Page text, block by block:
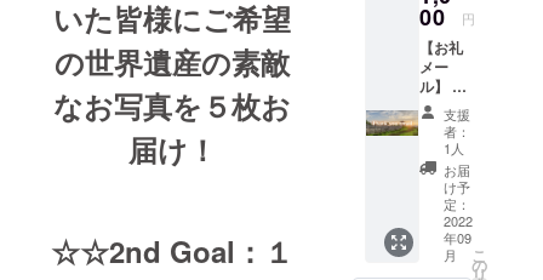
いた皆様にご希望
の世界遺産の素敵
なお写真を５枚お
届け！
☆☆2nd Goal：１
00 円
【お礼
メー
ル】 ・
心から
感謝の
気持ち
を込め
てメー
ルをお
送りし
ます。
支援
者：
1人
お届
け予
定：
2022
年09
月
こ
の
リ